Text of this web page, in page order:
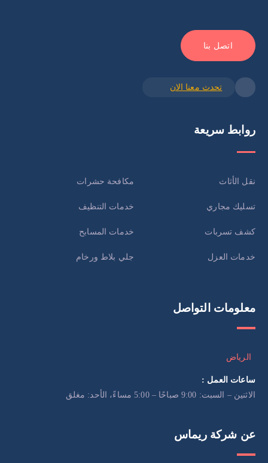
اتصل بنا
تحدث معنا الان
روابط سريعة
نقل الأثاث مكافحة حشرات
تسليك مجاري خدمات التنظيف
كشف تسربات خدمات المسابح
خدمات العزل جلي بلاط ورخام
معلومات التواصل
الرياض
ساعات العمل :
الاثنين – السبت: 9:00 صباحًا – 5:00 مساءً، الأحد: مغلق
عن شركة ريماس